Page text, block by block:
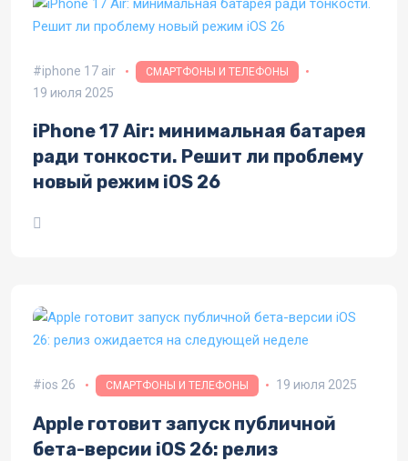
iphone 17 air СМАРТФОНЫ И ТЕЛЕФОНЫ
19 июля 2025
iPhone 17 Air: минимальная батарея
ради тонкости. Решит ли проблему
новый режим iOS 26
ios 26 СМАРТФОНЫ И ТЕЛЕФОНЫ 19 июля 2025
Apple готовит запуск публичной
бета-версии iOS 26: релиз